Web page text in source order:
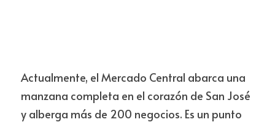
Actualmente, el Mercado Central abarca una
manzana completa en el corazón de San José
y alberga más de 200 negocios. Es un punto